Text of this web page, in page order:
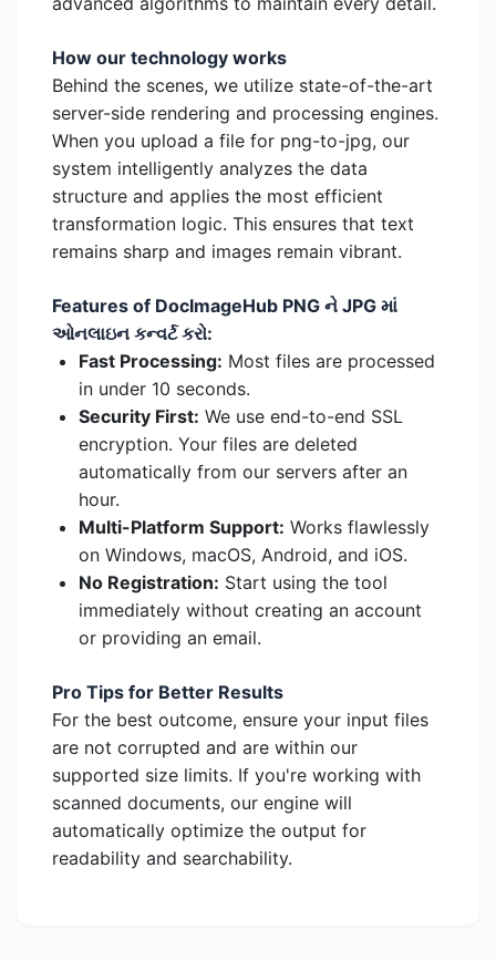
How our technology works
Behind the scenes, we utilize state-of-the-art
server-side rendering and processing engines.
When you upload a file for png-to-jpg, our
system intelligently analyzes the data
structure and applies the most efficient
transformation logic. This ensures that text
remains sharp and images remain vibrant.
Features of DocImageHub PNG ને JPG માં
ઓનલાઇન કન્વર્ટ કરો:
Fast Processing: Most files are processed
in under 10 seconds.
Security First: We use end-to-end SSL
encryption. Your files are deleted
automatically from our servers after an
hour.
Multi-Platform Support: Works flawlessly
on Windows, macOS, Android, and iOS.
No Registration: Start using the tool
immediately without creating an account
or providing an email.
Pro Tips for Better Results
For the best outcome, ensure your input files
are not corrupted and are within our
supported size limits. If you're working with
scanned documents, our engine will
automatically optimize the output for
readability and searchability.